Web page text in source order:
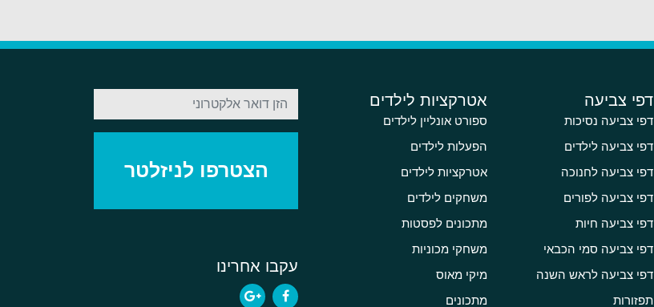
דפי צביעה
דפי צביעה נסיכות
דפי צביעה לילדים
דפי צביעה לחנוכה
דפי צביעה לפורים
דפי צביעה חיות
דפי צביעה סמי הכבאי
דפי צביעה לראש השנה
תפזורות
אטרקציות לילדים
ספורט אונליין לילדים
הפעלות לילדים
אטרקציות לילדים
משחקים לילדים
מתכונים לפסטות
משחקי מכוניות
מיקי מאוס
מתכונים
עקבו אחרינו